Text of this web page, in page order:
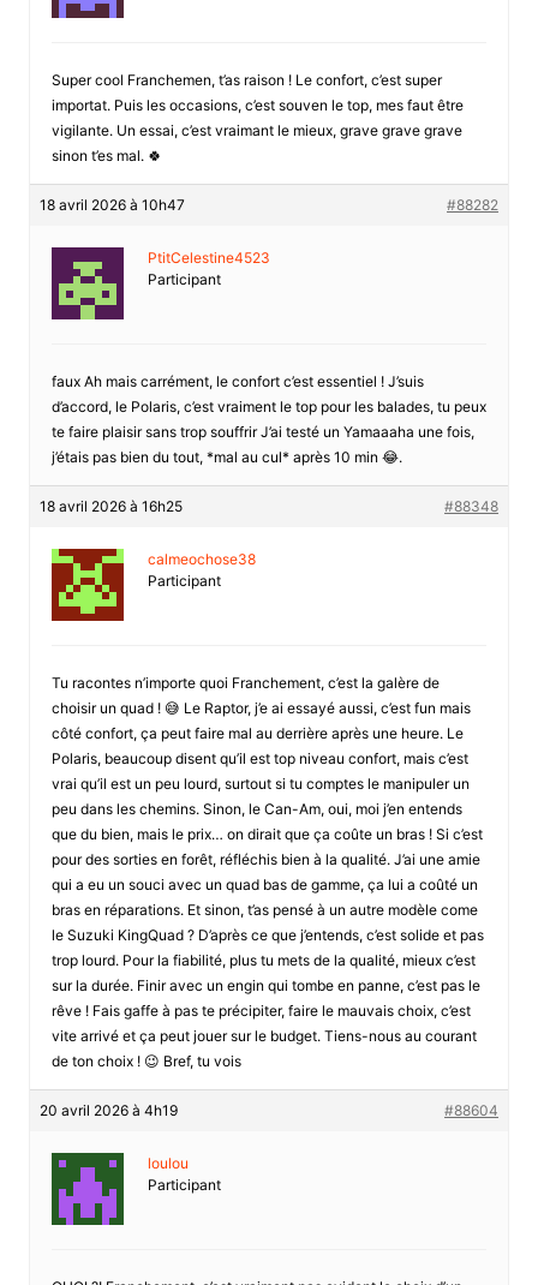
Super cool Franchemen, t’as raison ! Le confort, c’est super
importat. Puis les occasions, c’est souven le top, mes faut être
vigilante. Un essai, c’est vraimant le mieux, grave grave grave
sinon t’es mal. 🍀
18 avril 2026 à 10h47 #88282
PtitCelestine4523
Participant
faux Ah mais carrément, le confort c’est essentiel ! J’suis
d’accord, le Polaris, c’est vraiment le top pour les balades, tu peux
te faire plaisir sans trop souffrir J’ai testé un Yamaaaha une fois,
j’étais pas bien du tout, *mal au cul* après 10 min 😂.
18 avril 2026 à 16h25 #88348
calmeochose38
Participant
Tu racontes n’importe quoi Franchement, c’est la galère de
choisir un quad ! 😅 Le Raptor, j’e ai essayé aussi, c’est fun mais
côté confort, ça peut faire mal au derrière après une heure. Le
Polaris, beaucoup disent qu’il est top niveau confort, mais c’est
vrai qu’il est un peu lourd, surtout si tu comptes le manipuler un
peu dans les chemins. Sinon, le Can-Am, oui, moi j’en entends
que du bien, mais le prix… on dirait que ça coûte un bras ! Si c’est
pour des sorties en forêt, réfléchis bien à la qualité. J’ai une amie
qui a eu un souci avec un quad bas de gamme, ça lui a coûté un
bras en réparations. Et sinon, t’as pensé à un autre modèle come
le Suzuki KingQuad ? D’après ce que j’entends, c’est solide et pas
trop lourd. Pour la fiabilité, plus tu mets de la qualité, mieux c’est
sur la durée. Finir avec un engin qui tombe en panne, c’est pas le
rêve ! Fais gaffe à pas te précipiter, faire le mauvais choix, c’est
vite arrivé et ça peut jouer sur le budget. Tiens-nous au courant
de ton choix ! 😉 Bref, tu vois
20 avril 2026 à 4h19 #88604
loulou
Participant